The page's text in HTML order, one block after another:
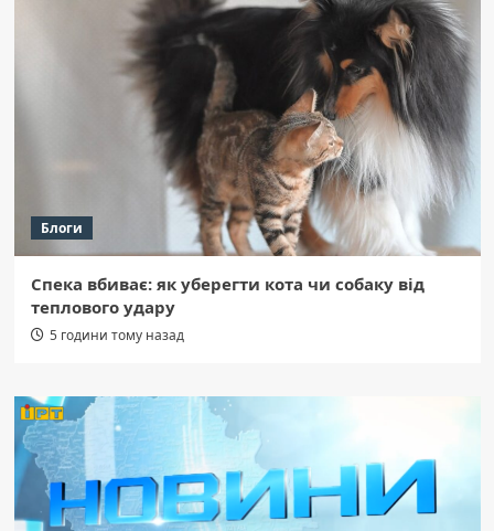
Блоги
Спека вбиває: як уберегти кота чи собаку від
теплового удару
5 години тому назад